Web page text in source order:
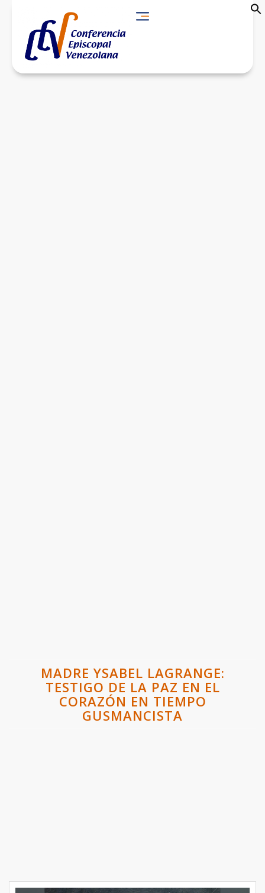
MADRE YSABEL LAGRANGE:
TESTIGO DE LA PAZ EN EL
CORAZÓN EN TIEMPO
GUSMANCISTA